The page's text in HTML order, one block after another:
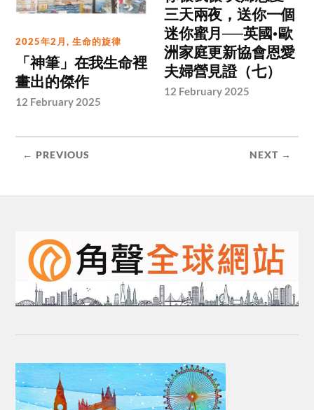
2025年2月,生命的旋律
「神筆」在我生命裡
畫出的傑作
12 February 2025
三天兩夜，送你一個
迷你蜜月──英國•歐
洲家庭更新協會恩愛
夫婦營見證（七）
12 February 2025
← PREVIOUS NEXT →